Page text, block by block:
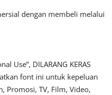
dengan membeli melalui
Use”, DILARANG KERAS
font ini untuk kepeluan
Promosi, TV, Film, Video,